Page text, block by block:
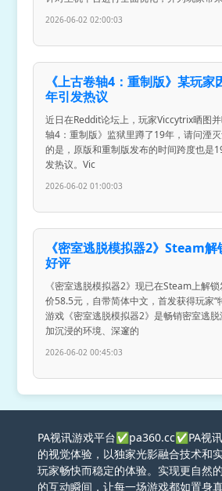
2026-06-02 02:00:03
《上古卷轴4：重制版》某玩
年引发热议
近日在Reddit论坛上，玩家Viccytrix晒图
轴4：重制版》监狱里蹲了19年，请问湮
的是，原版和重制版发布的时间跨度也是
发热议。Vic
2026-06-02 01:00:03
《密室逃脱模拟器2》Steam
好评
《密室逃脱模拟器2》现已在Steam上解
价58.5元，自带简体中文，首发获得玩家“
游戏《密室逃脱模拟器2》是畅销密室逃
加沉浸的环境、深邃的
2026-06-02 00:45:03
PA视讯游戏平台✅pa360.cc✅PA视
的视觉体验，以独家光影融合技术和
玩家畅快而稳定的体验。实现更自然
的互动瞬间，让每一场游戏都如置身真